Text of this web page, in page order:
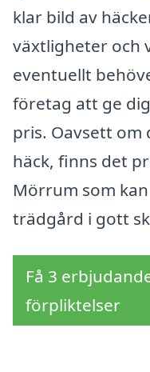
klar bild av
växtligheter och
eventuellt
företag att ge
pris. Oavsett
häck, finns det
Mörrum som
trädgård i gott
Få 3
förpliktelser